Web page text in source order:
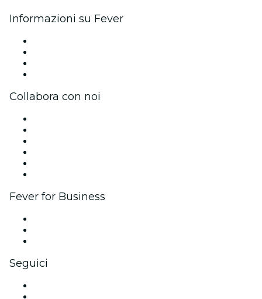
Informazioni su Fever
Collabora con noi
Fever for Business
Seguici